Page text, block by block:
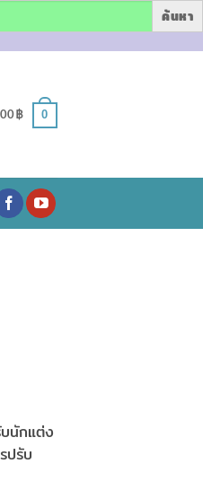
฿ 0
นักแต่ง
ปรับ